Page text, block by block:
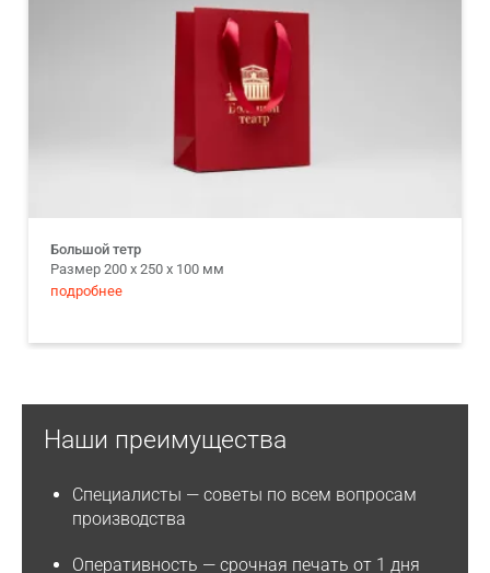
Большой тетр
Размер 200 х 250 х 100 мм
подробнее
Наши преимущества
Специалисты — советы по всем вопросам
производства
Оперативность — срочная печать от 1 дня